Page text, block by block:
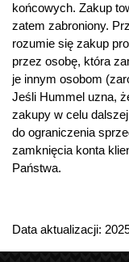
końcowych. Zakup
zatem zabroniony.
rozumie się zakup
przez osobę, która
je innym osobom
Jeśli Hummel uzna,
zakupy w celu
do ograniczenia
zamknięcia konta
Państwa.
Data aktualizacji: